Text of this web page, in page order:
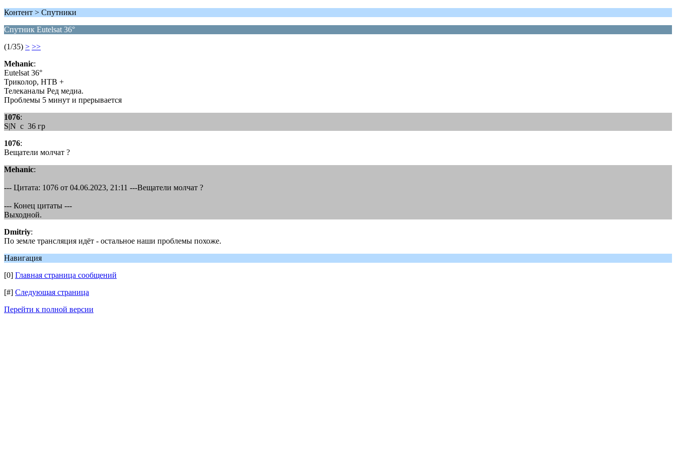
Контент > Спутники
Спутник Eutelsat 36°
(1/35) > >>
Mehanic:
Eutelsat 36°
Триколор, НТВ +
Телеканалы Ред медиа.
Проблемы 5 минут и прерывается
1076:
S|N c 36 гр
1076:
Вещатели молчат ?
Mehanic:
--- Цитата: 1076 от 04.06.2023, 21:11 ---Вещатели молчат ?
--- Конец цитаты ---
Выходной.
Dmitriy:
По земле трансляция идёт - остальное наши проблемы похоже.
Навигация
[0] Главная страница сообщений
[#] Следующая страница
Перейти к полной версии